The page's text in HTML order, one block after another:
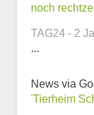
E-
noch
TAG24 - 2
...
News via
'Tierheim